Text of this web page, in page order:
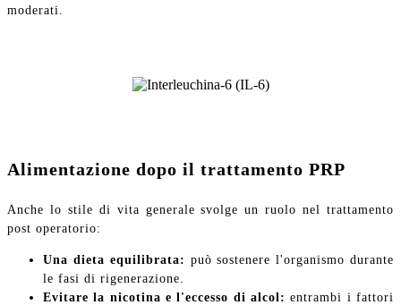
moderati.
Alimentazione dopo il trattamento PRP
Anche lo stile di vita generale svolge un ruolo nel trattamento
post operatorio:
Una dieta equilibrata: può sostenere l'organismo durante
le fasi di rigenerazione.
Evitare la nicotina e l'eccesso di alcol: entrambi i fattori